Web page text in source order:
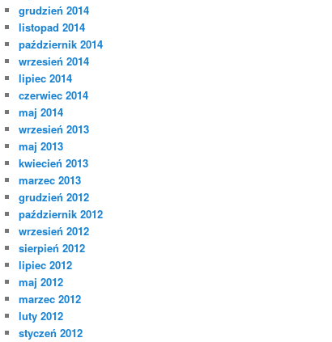
grudzień 2014
listopad 2014
październik 2014
wrzesień 2014
lipiec 2014
czerwiec 2014
maj 2014
wrzesień 2013
maj 2013
kwiecień 2013
marzec 2013
grudzień 2012
październik 2012
wrzesień 2012
sierpień 2012
lipiec 2012
maj 2012
marzec 2012
luty 2012
styczeń 2012